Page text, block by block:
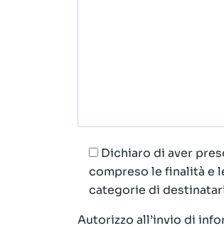
Dichiaro di aver
compreso le finalità e
categorie di
Autorizzo all’invio di